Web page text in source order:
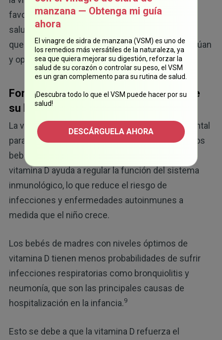
favorece la producción, la motilidad y la calidad
saludables de los espermatozoides. Las parejas
que luchan por concebir se benefician si se evalúan
y optimizan los niveles de vitamina D de ambos.
Fortalezca el sistema inmunológico de
su bebé con vitamina D
La vitamina D también es un elemento fundamental
para el desarrollo del sistema inmunológico de los
bebés. Desde el momento de la concepción, la
vitamina D ayuda a regular la función del sistema
inmunológico, lo que reduce el riesgo de
infecciones y enfermedades autoinmunes a
medida que el niño crece.
Los bebés de madres con niveles óptimos de
vitamina D tienen menos probabilidades de sufrir
infecciones respiratorias como bronquiolitis y
neumonía, que son las principales causas de
hospitalización en la infancia.9
Esto se debe a que la vitamina D refuerza el
manzana — Obtenga mi guía
ahora
El vinagre de sidra de manzana (VSM) es uno de
los remedios más versátiles de la naturaleza, ya
sea que quiera mejorar su digestión, reforzar la
salud de su corazón o controlar su peso, el VSM
es un gran complemento para su rutina de salud.
¡Descubra todo lo que el VSM puede hacer por su
salud!
DESCÁRGUELA AHORA